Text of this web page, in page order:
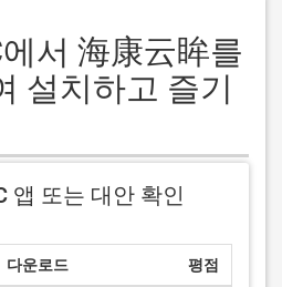
서 海康云眸를
설치하고 즐기
앱 또는 대안 확인
다운로드 평점